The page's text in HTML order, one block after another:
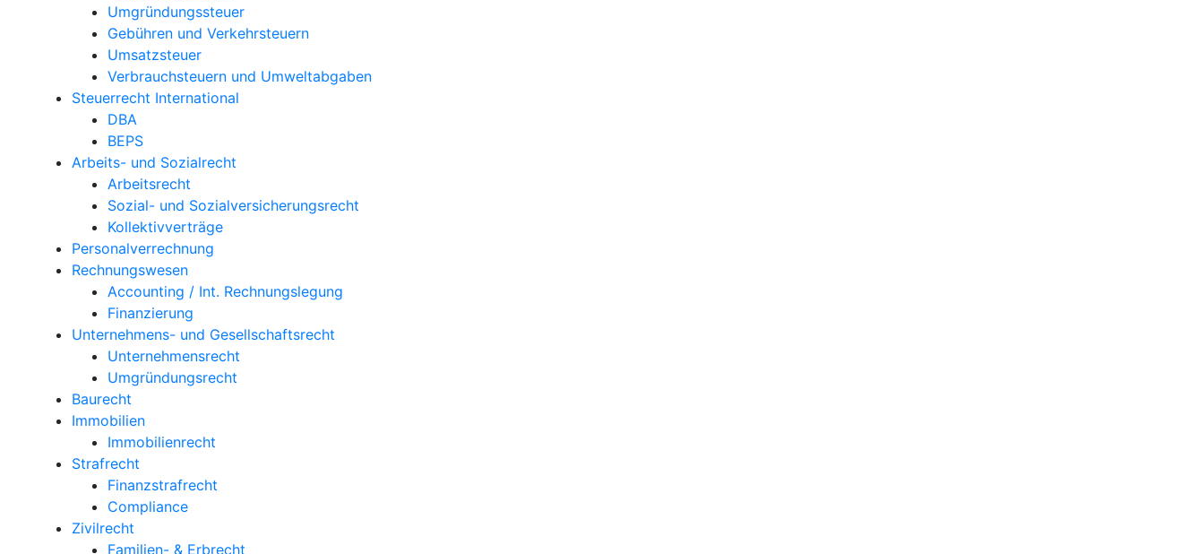
Umgründungssteuer
Gebühren und Verkehrsteuern
Umsatzsteuer
Verbrauchsteuern und Umweltabgaben
Steuerrecht International
DBA
BEPS
Arbeits- und Sozialrecht
Arbeitsrecht
Sozial- und Sozialversicherungsrecht
Kollektivverträge
Personalverrechnung
Rechnungswesen
Accounting / Int. Rechnungslegung
Finanzierung
Unternehmens- und Gesellschaftsrecht
Unternehmensrecht
Umgründungsrecht
Baurecht
Immobilien
Immobilienrecht
Strafrecht
Finanzstrafrecht
Compliance
Zivilrecht
Familien- & Erbrecht